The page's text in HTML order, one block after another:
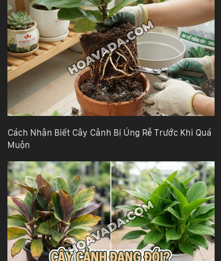
Cách Nhận Biết Cây Cảnh Bị Úng Rễ Trước Khi Quá
Muộn